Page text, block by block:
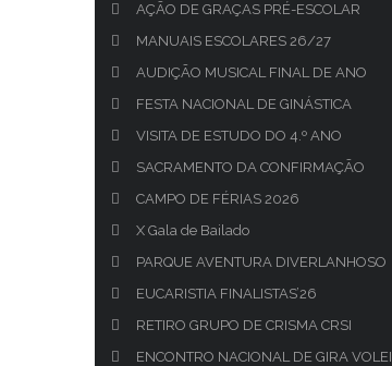
AÇÃO DE GRAÇAS PRÉ-ESCOLAR
MANUAIS ESCOLARES 26/27
AUDIÇÃO MUSICAL FINAL DE ANO
FESTA NACIONAL DE GINÁSTICA
VISITA DE ESTUDO DO 4.º ANO
SACRAMENTO DA CONFIRMAÇÃO
CAMPO DE FÉRIAS 2026
X Gala de Bailado
PARQUE AVENTURA DIVERLANHOSO
EUCARISTIA FINALISTAS’26
RETIRO GRUPO DE CRISMA CRSI
ENCONTRO NACIONAL DE GIRA VOLEI